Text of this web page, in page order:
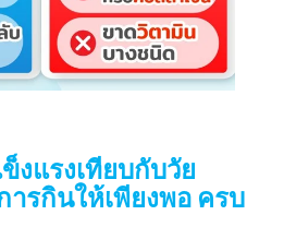
งแรงเทียบกับวัย
ารกินให้เพียงพอ ครบ